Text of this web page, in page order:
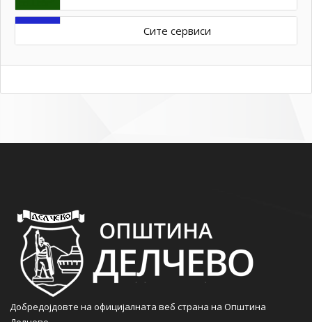
Сите сервиси
Добредојдовте на официјалната веб страна на Општина